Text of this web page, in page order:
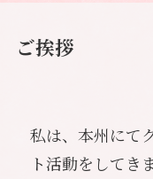
ご挨拶
私は、本州にて
ト活動をしてき